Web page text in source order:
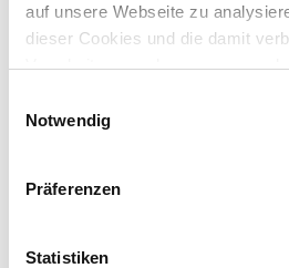
auf unsere Webseite zu
dieser Cookies und die damit
Verarbeitung auch von
benötigen wir Ihr Einverständnis,
eigene Auswahl bestimmen
erlauben“ oder „Cookies
Informationen zu den von uns
in unserer Datenschutzerklärung.
Notwendig
Präferenzen
Statistiken